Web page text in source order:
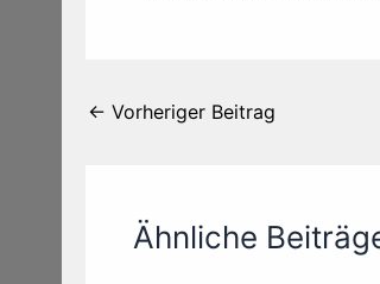
← Vorheriger Beitrag
Ähnliche